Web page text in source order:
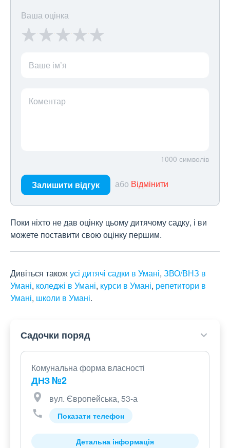
Ваша оцінка
Ваше ім’я
Коментар
1000 символів
Залишити відгук або Відмінити
Поки ніхто не дав оцінку цьому дитячому садку, і ви
можете поставити свою оцінку першим.
Дивіться такожусі дитячі садки в Умані, ЗВО/ВНЗ в
Умані, коледжі в Умані, курси в Умані, репетитори в
Умані, школи в Умані.
Садочки поряд
Комунальна форма власності
ДНЗ №2
вул. Європейська, 53-а
Показати телефон
Детальна інформація